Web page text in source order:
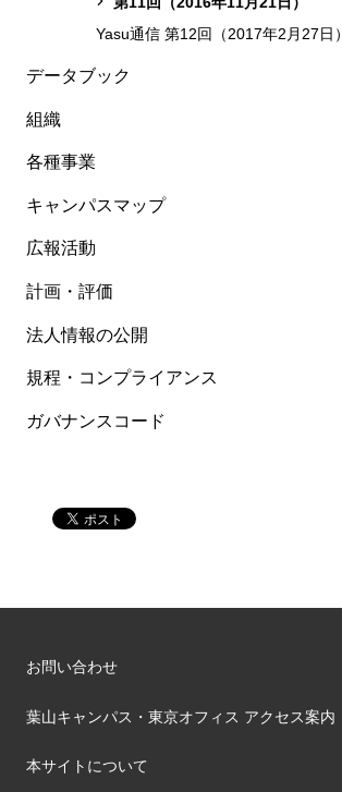
Yasu通信 第12回（2017年2月27日）
データブック
組織
各種事業
キャンパスマップ
広報活動
計画・評価
法人情報の公開
規程・コンプライアンス
ガバナンスコード
お問い合わせ
葉山キャンパス・東京オフィス アクセス案内
本サイトについて